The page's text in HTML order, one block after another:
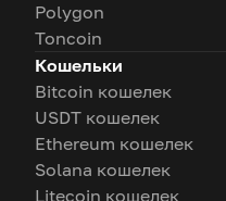
Polygon
Toncoin
Кошельки
Bitcoin кошелек
USDT кошелек
Ethereum кошелек
Solana кошелек
Litecoin кошелек